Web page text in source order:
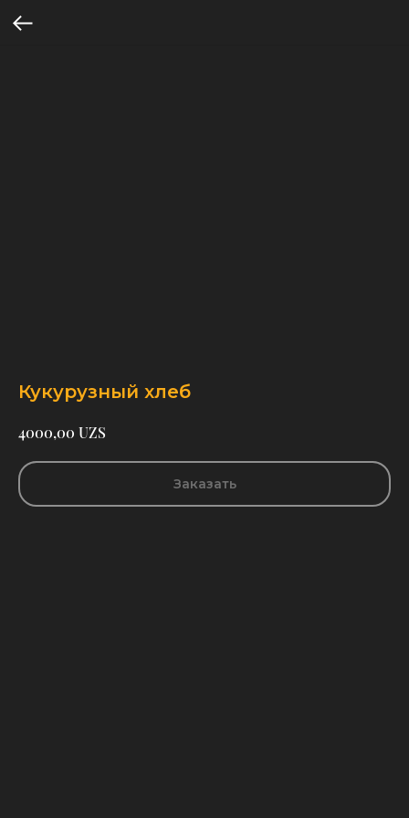
Кукурузный хлеб
4000,00 UZS
Заказать